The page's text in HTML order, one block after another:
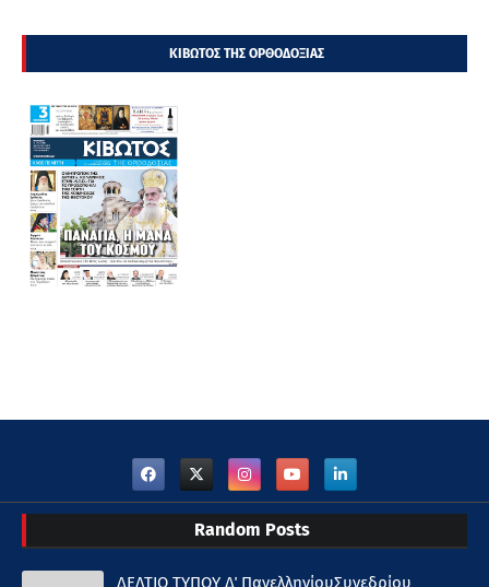
ΚΙΒΩΤΟΣ ΤΗΣ ΟΡΘΟΔΟΞΙΑΣ
Random Posts
ΔΕΛΤΙΟ ΤΥΠΟΥ Δ΄ ΠανελληνίουΣυνεδρίου